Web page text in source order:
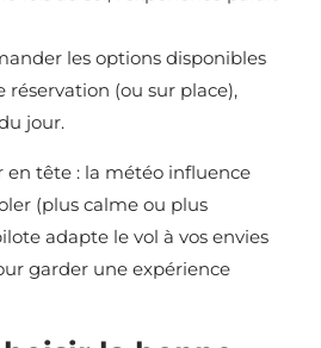
les options disponibles
(ou sur place),
jour.
tête : la météo influence
(plus calme ou plus
adapte le vol à vos envies
garder une expérience